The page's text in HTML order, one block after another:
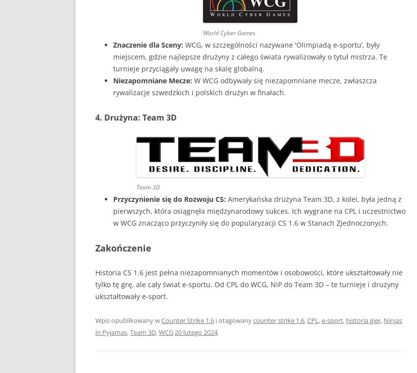
World Cyber Games
Znaczenie dla Sceny: WCG, w szczególności nazywane 'Olimpiadą e-sportu’, były
miejscem, gdzie najlepsze drużyny z całego świata rywalizowały o tytuł mistrza. Te
turnieje przyciągały uwagę na skalę globalną.
Niezapomniane Mecze: W WCG odbywały się niezapomniane mecze, zwłaszcza
rywalizacje szwedzkich i polskich drużyn w finałach.
4. Drużyna: Team 3D
Team 3D
Przyczynienie się do Rozwoju CS: Amerykańska drużyna Team 3D, z kolei, była jedną z
pierwszych, która osiągnęła międzynarodowy sukces. Ich wygrane na CPL i uczestnictwo
w WCG znacząco przyczyniły się do popularyzacji CS 1.6 w Stanach Zjednoczonych.
Zakończenie
Historia CS 1.6 jest pełna niezapomnianych momentów i osobowości, które ukształtowały nie
tylko tę grę, ale cały świat e-sportu. Od CPL do WCG, NiP do Team 3D – te turnieje i drużyny
ukształtowały e-sport.
Wpis opublikowany wCounter Strike 1.6 i otagowanycounter strike 1.6,CPL,e-sport, historia gier, Ninjas
in Pyjamas,Team 3D,WCG20 lutego 2024.